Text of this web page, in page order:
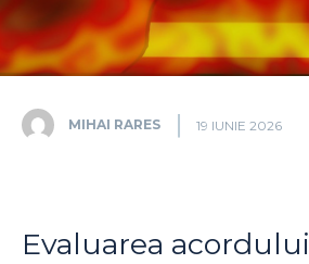
MIHAI RARES 19 IUNIE 2026
Evaluarea acordului